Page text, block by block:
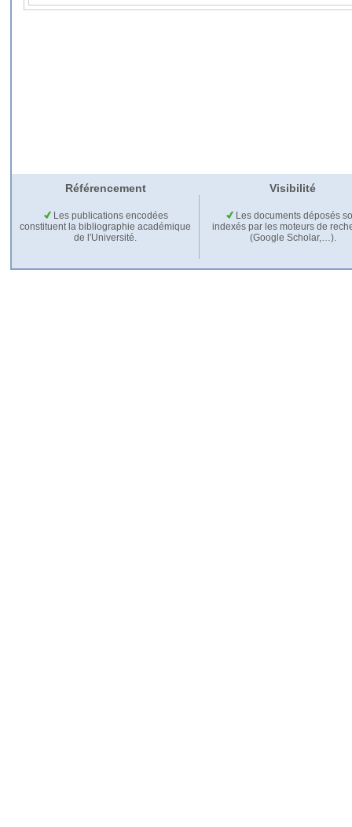
Référencement Visibilité
Les publications encodées
constituent la bibliographie académique
de l'Université.
Les documents déposés
indexés par les moteurs de
(Google Scholar,…).